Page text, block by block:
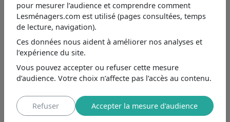
Hotpoint HAO5540PX
Au même prix, se différencie
principalement par sa classe
énergétique A++, son type de
nettoyage hydrolyse et son
type de chaleur vapeur et
chaleur tournante.
Voir
Gorenje
BOP6737E02EBG
Au même prix, se différencie
principalement par sa classe
8,9/10
pour mesurer l’audience et comprendre comment
Lesménagers.com est utilisé (pages consultées, temps
de lecture, navigation).
Ces données nous aident à améliorer nos analyses et
l’expérience du site.
Vous pouvez accepter ou refuser cette mesure
d’audience. Votre choix n’affecte pas l’accès au contenu.
Refuser Accepter la mesure d'audience